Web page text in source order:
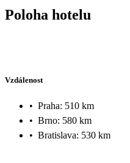
Poloha hotelu
Vzdálenost
• Praha: 510 km
• Brno: 580 km
• Bratislava: 530 km